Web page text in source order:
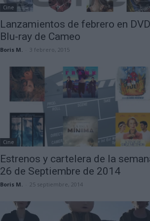
Cine
Lanzamientos de febrero en
Blu-ray de Cameo
Boris M. 3 febrero, 2015
Cine
Estrenos y cartelera de la
26 de Septiembre de 2014
Boris M. 25 septiembre, 2014